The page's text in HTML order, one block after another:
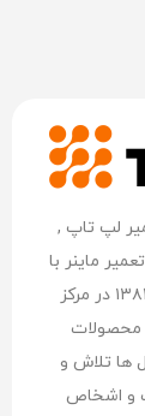
لپ تاپ ,
ماینر با
نام تجاری TamirGroup فعالیت خود را از سال ۱۳۸۲ در مرکز
محصولات
ها تلاش و
و اشخاص